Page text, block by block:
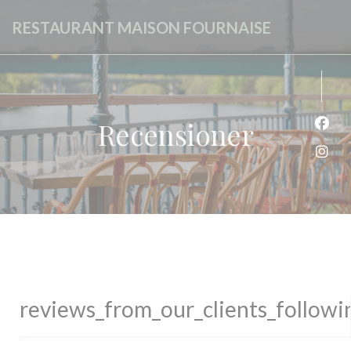
RESTAURANT MAISON FOURNAISE
Recensioner